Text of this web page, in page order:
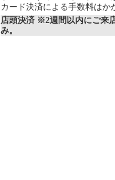
カード決済による手数料はか
店頭決済 ※2週間以内にご来
み。